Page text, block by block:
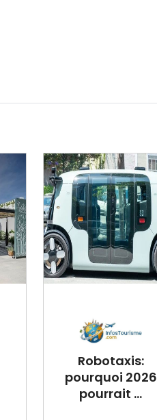
Robotaxis:
pourquoi 2026
pourrait ...